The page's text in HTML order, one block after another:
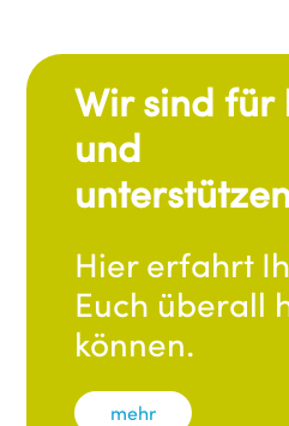
Wir sind für
und
Hier erfahrt
Euch überall
können.
mehr